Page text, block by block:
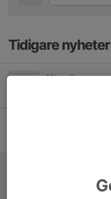
Tidigare nyheter
Ny
24 aug 2025